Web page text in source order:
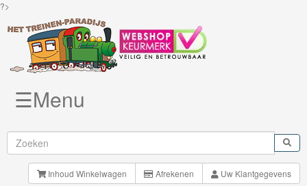
?>
Brio
Treinen
☰Menu
Inhoud Winkelwagen Afrekenen
Uw Klantgegevens